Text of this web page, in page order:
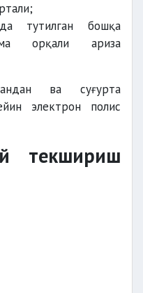
тутилган бошқа
орқали ариза
ва суғурта
электрон полис
текшириш